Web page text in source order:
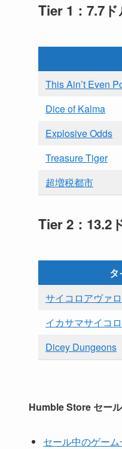
Tier 1：7.7
This Ain’t Even
Dice of Kalma
Explosive Odds
Treasure Tiger
超増税都市
Tier 2：13.2
タ
サイコロアヴァ
イカサマサイコロ
Dicey Dungeons
Humble Store セー
セール中のゲーム